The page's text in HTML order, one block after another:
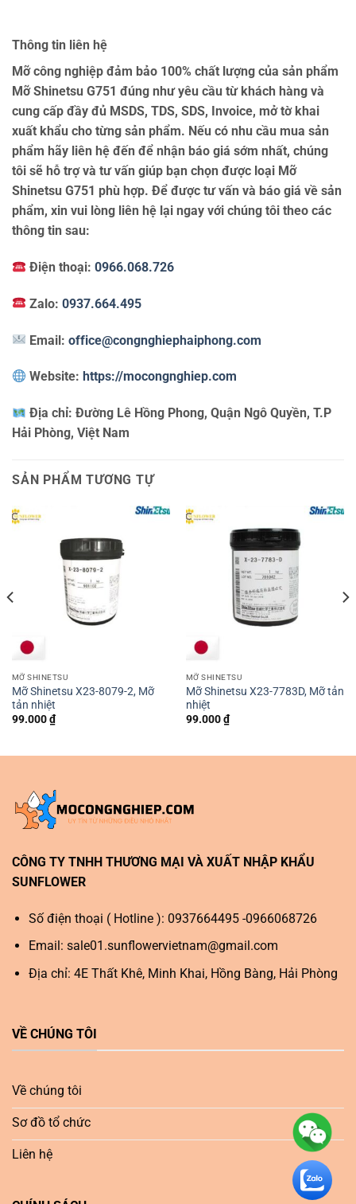
Thông tin liên hệ
Mỡ công nghiệp đảm bảo 100% chất lượng của sản phẩm
Mỡ Shinetsu G751 đúng như yêu cầu từ khách hàng và
cung cấp đầy đủ MSDS, TDS, SDS, Invoice, mở tờ khai
xuất khẩu cho từng sản phẩm. Nếu có nhu cầu mua sản
phẩm hãy liên hệ đến để nhận báo giá sớm nhất, chúng
tôi sẽ hỗ trợ và tư vấn giúp bạn chọn được loại Mỡ
Shinetsu G751 phù hợp. Để được tư vấn và báo giá về sản
phẩm, xin vui lòng liên hệ lại ngay với chúng tôi theo các
thông tin sau:
Điện thoại:0966.068.726
Zalo:0937.664.495
Email:office@congnghiephaiphong.com
Website: https://mocongnghiep.com
Địa chỉ:Đường Lê Hồng Phong, Quận Ngô Quyền, T.P
Hải Phòng, Việt Nam
SẢN PHẨM TƯƠNG TỰ
MỠ SHINETSU
Mỡ Shinetsu X23-8079-2, Mỡ
tản nhiệt
99.000₫
MỠ SHINETSU
Mỡ Shinetsu X23-7783D, Mỡ tản
nhiệt
99.000₫
CÔNG TY TNHH THƯƠNG MẠI VÀ XUẤT NHẬP KHẨU
SUNFLOWER
Số điện thoại ( Hotline ): 0937664495 -0966068726
Email: sale01.sunflowervietnam@gmail.com
Địa chỉ: 4E Thất Khê, Minh Khai, Hồng Bàng, Hải Phòng
VỀ CHÚNG TÔI
Về chúng tôi
Sơ đồ tổ chức
Liên hệ